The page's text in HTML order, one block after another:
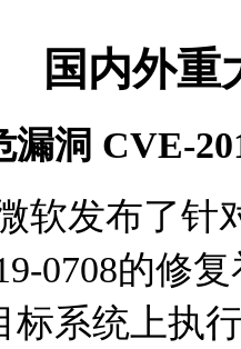
国内外重
漏洞 CVE-
发布了针
0708的修
标系统上执